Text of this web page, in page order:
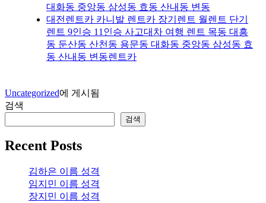
대화동 중앙동 삼성동 효동 산내동 변동
대전렌트카 카니발 렌트카 장기렌트 월렌트 단기
렌트 9인승 11인승 사고대차 여행 렌트 목동 대흥
동 둔산동 산천동 용문동 대화동 중앙동 삼성동 효
동 산내동 변동렌트카
Uncategorized에 게시됨
검색
검색
Recent Posts
김하은 이름 성격
임지민 이름 성격
장지민 이름 성격